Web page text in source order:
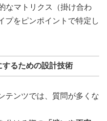
なマトリクス（掛け合わ
プをピンポイントで特定し
るための設計技術
テンツでは、質問が多くな